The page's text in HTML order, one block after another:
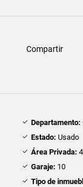
Compartir
Departamento:
Estado: Usado
Área Privada:
Garaje: 10
Tipo de